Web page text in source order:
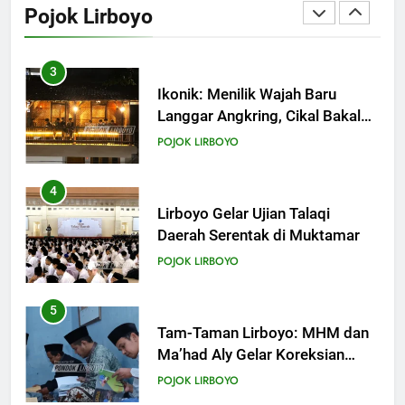
Pojok Lirboyo
3
Ikonik: Menilik Wajah Baru
Langgar Angkring, Cikal Bakal
Ponpes Lirboyo yang Selesai
POJOK LIRBOYO
4
Lirboyo Gelar Ujian Talaqi
Daerah Serentak di Muktamar
POJOK LIRBOYO
5
Tam-Taman Lirboyo: MHM dan
Ma’had Aly Gelar Koreksian
Kitab Semester Ganjil
POJOK LIRBOYO